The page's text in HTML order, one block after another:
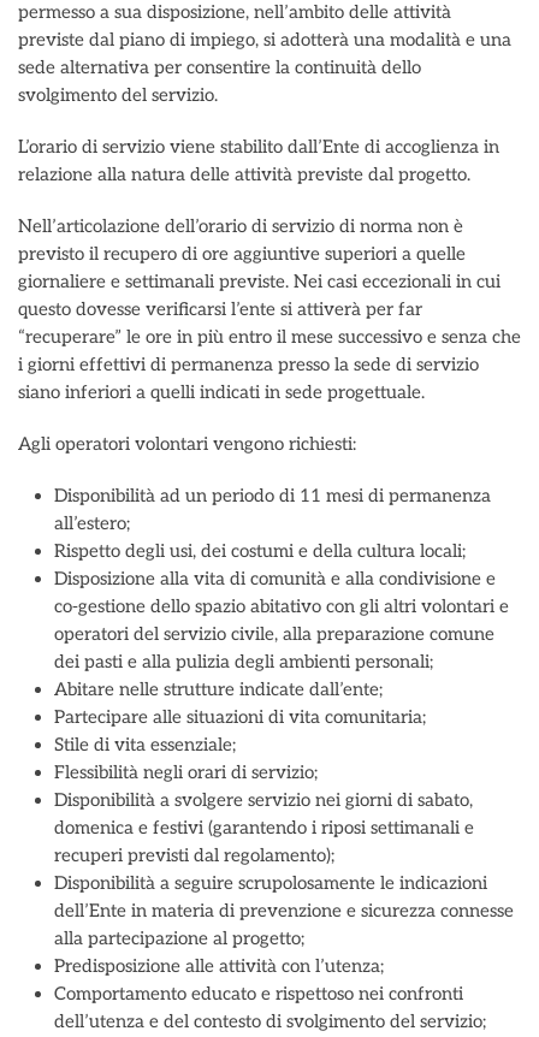
permesso a sua disposizione, nell’ambito delle attività
previste dal piano di impiego, si adotterà una modalità e una
sede alternativa per consentire la continuità dello
svolgimento del servizio.
L’orario di servizio viene stabilito dall’Ente di accoglienza in
relazione alla natura delle attività previste dal progetto.
Nell’articolazione dell’orario di servizio di norma non è
previsto il recupero di ore aggiuntive superiori a quelle
giornaliere e settimanali previste. Nei casi eccezionali in cui
questo dovesse verificarsi l’ente si attiverà per far
“recuperare” le ore in più entro il mese successivo e senza che
i giorni effettivi di permanenza presso la sede di servizio
siano inferiori a quelli indicati in sede progettuale.
Agli operatori volontari vengono richiesti:
Disponibilità ad un periodo di 11 mesi di permanenza
all’estero;
Rispetto degli usi, dei costumi e della cultura locali;
Disposizione alla vita di comunità e alla condivisione e
co-gestione dello spazio abitativo con gli altri volontari e
operatori del servizio civile, alla preparazione comune
dei pasti e alla pulizia degli ambienti personali;
Abitare nelle strutture indicate dall’ente;
Partecipare alle situazioni di vita comunitaria;
Stile di vita essenziale;
Flessibilità negli orari di servizio;
Disponibilità a svolgere servizio nei giorni di sabato,
domenica e festivi (garantendo i riposi settimanali e
recuperi previsti dal regolamento);
Disponibilità a seguire scrupolosamente le indicazioni
dell’Ente in materia di prevenzione e sicurezza connesse
alla partecipazione al progetto;
Predisposizione alle attività con l’utenza;
Comportamento educato e rispettoso nei confronti
dell’utenza e del contesto di svolgimento del servizio;